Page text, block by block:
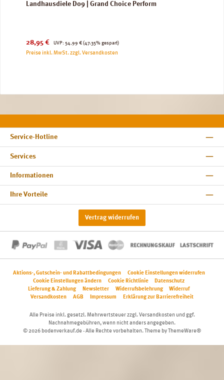
Landhausdiele D09 | Grand Choice Perform
Verkaufspreis:
28,95 € UVP:
Regulärer Preis:
54,99 € (47.35% gespart)
Preise inkl. MwSt. zzgl. Versandkosten
Service-Hotline
Services
Informationen
Ihre Vorteile
Vertrag widerrufen
Aktions-, Gutschein- und Rabattbedingungen
Cookie Einstellungen widerrufen
Cookie Einstellungen ändern
Cookie Richtlinie
Datenschutz
Lieferung & Zahlung
Newsletter Widerrufsbelehrung
Widerruf
Versandkosten
AGB Impressum Erklärung zur Barrierefreiheit
Alle Preise inkl. gesetzl. Mehrwertsteuer zzgl.Versandkosten und ggf.
Nachnahmegebühren, wenn nicht anders angegeben.
© 2026 bodenverkauf.de - Alle Rechte vorbehalten. Theme byThemeWare®